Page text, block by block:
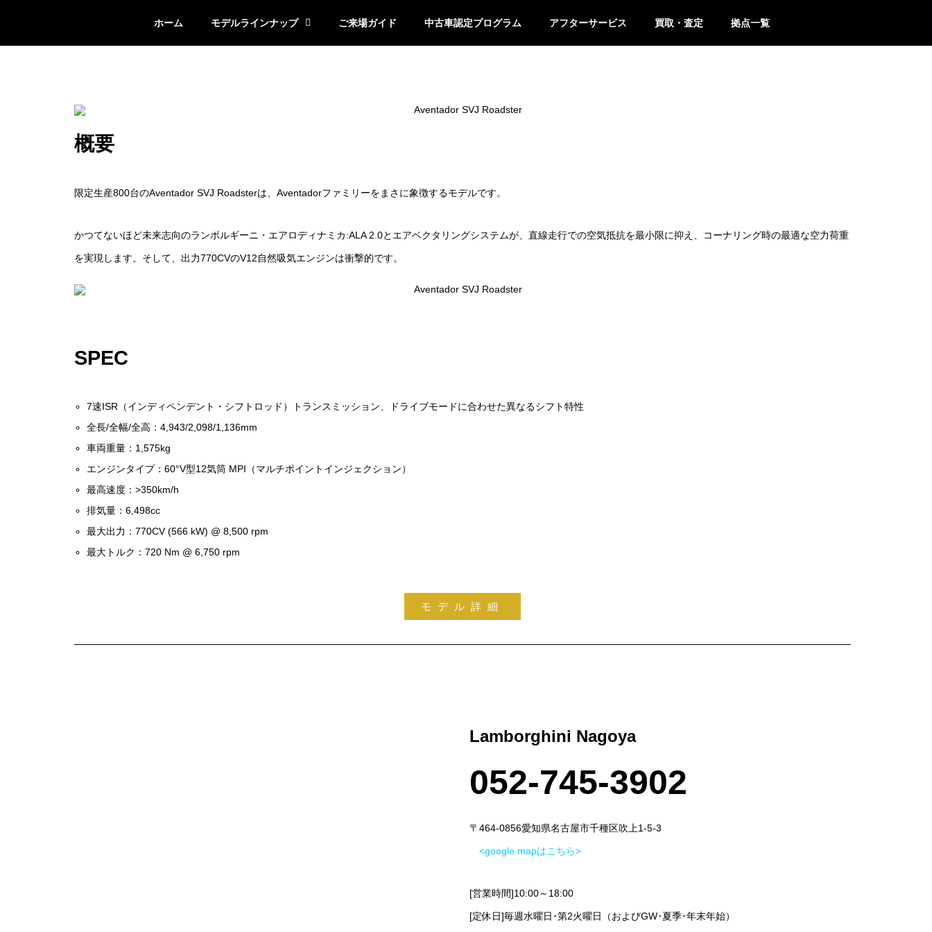
ホーム モデルラインナップ ご来場ガイド 中古車認定プログラム アフターサービス 買取・査定 拠点一覧
概要
限定生産800台のAventador SVJ Roadsterは、Aventadorファミリーをまさに象徴するモデルです。
かつてないほど未来志向のランボルギーニ・エアロディナミカ:ALA 2.0とエアベクタリングシステムが、直線走行での空気抵抗を最小限に抑え、コーナリング時の最適な空力荷重
を実現します。そして、出力770CVのV12自然吸気エンジンは衝撃的です。
SPEC
7速ISR（インディペンデント・シフトロッド）トランスミッション、ドライブモードに合わせた異なるシフト特性
全長/全幅/全高：4,943/2,098/1,136mm
車両重量：1,575kg
エンジンタイプ：60°V型12気筒 MPI（マルチポイントインジェクション）
最高速度：>350km/h
排気量：6,498cc
最大出力：770CV (566 kW) @ 8,500 rpm
最大トルク：720 Nm @ 6,750 rpm
モデル詳細
Lamborghini Nagoya
052-745-3902
〒464-0856愛知県名古屋市千種区吹上1-5-3
<google mapはこちら>
[営業時間]10:00～18:00
[定休日]毎週水曜日･第2火曜日（およびGW･夏季･年末年始）